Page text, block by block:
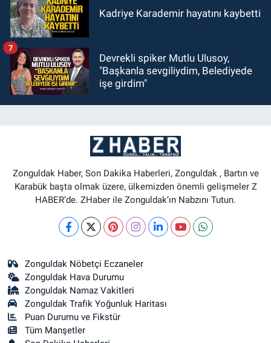
Kadriye Karademir hayatını kaybetti
Devrekli spiker Mutlu Ulusoy,
"Başkanla sevgiliydim, Belediyede
işe girdim"
7
Zonguldak Haber, Son Dakika Haberleri, Zonguldak , Bartın ve
Karabük başta olmak üzere, ülkemizden önemli gelişmeler Z
HABER’de. ZHaber ile Zonguldak’ın Nabzını Tutun.
Zonguldak Nöbetçi Eczaneler
Zonguldak Hava Durumu
Zonguldak Namaz Vakitleri
Zonguldak Trafik Yoğunluk Haritası
Puan Durumu ve Fikstür
Tüm Manşetler